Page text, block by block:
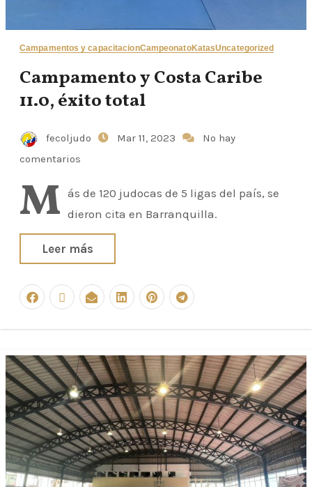
Campamentos y capacitacionCampeonatoKatasUncategorized
Campamento y Costa Caribe
11.0, éxito total
fecoljudo Mar 11, 2023
No hay
comentarios
M ás de 120 judocas de 5 ligas del país, se
dieron cita en Barranquilla.
Leer más